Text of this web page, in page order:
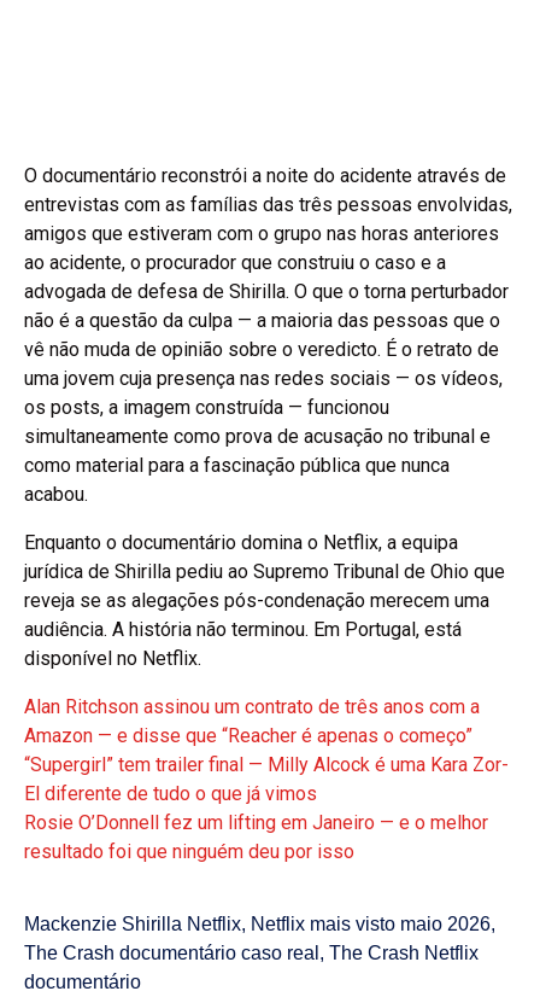
O documentário reconstrói a noite do acidente através de
entrevistas com as famílias das três pessoas envolvidas,
amigos que estiveram com o grupo nas horas anteriores
ao acidente, o procurador que construiu o caso e a
advogada de defesa de Shirilla. O que o torna perturbador
não é a questão da culpa — a maioria das pessoas que o
vê não muda de opinião sobre o veredicto. É o retrato de
uma jovem cuja presença nas redes sociais — os vídeos,
os posts, a imagem construída — funcionou
simultaneamente como prova de acusação no tribunal e
como material para a fascinação pública que nunca
acabou.
Enquanto o documentário domina o Netflix, a equipa
jurídica de Shirilla pediu ao Supremo Tribunal de Ohio que
reveja se as alegações pós-condenação merecem uma
audiência. A história não terminou. Em Portugal, está
disponível no Netflix.
Alan Ritchson assinou um contrato de três anos com a
Amazon — e disse que “Reacher é apenas o começo”
“Supergirl” tem trailer final — Milly Alcock é uma Kara Zor-
El diferente de tudo o que já vimos
Rosie O’Donnell fez um lifting em Janeiro — e o melhor
resultado foi que ninguém deu por isso
Mackenzie Shirilla Netflix, Netflix mais visto maio 2026,
The Crash documentário caso real , The Crash Netflix
documentário